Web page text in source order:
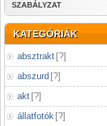
SZABÁLYZAT
KATEGÓRIÁK
absztrakt [?]
abszurd [?]
akt [?]
állatfotók [?]